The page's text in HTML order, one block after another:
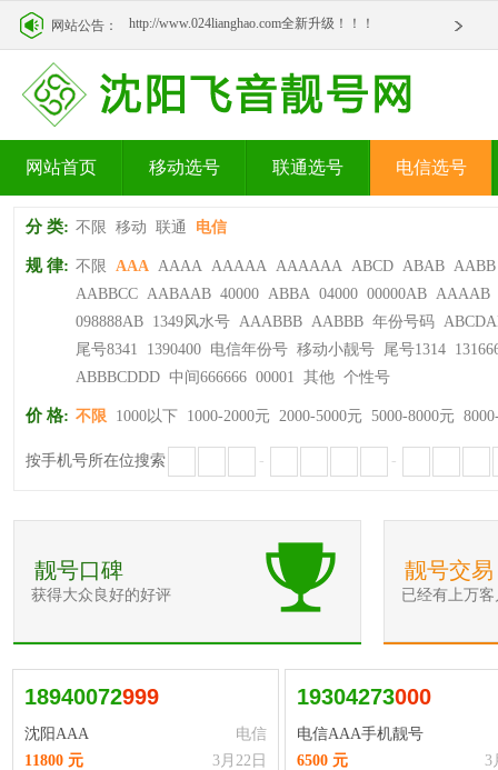
网站公告： http://www.024lianghao.com全新升级！！！
网站首页 移动选号 联通选号 电信选号
分 类: 不限 移动 联通 电信
规 律: 不限 AAA AAAA AAAAA AAAAAA ABCD ABAB AABB
AABBCC AABAAB 40000 ABBA 04000 00000AB AAAAB
098888AB 1349风水号 AAABBB AABBB 年份号码
尾号8341
1390400 电信年份号 移动小靓号 尾号1314
ABBBCDDD 中间666666 00001 其他 个性号
价 格: 不限 1000以下 1000-2000元 2000-5000元 5000-8000元
按手机号所在位搜索 - -
靓号口碑
获得大众良好的好评
靓号交易
已经有上万
18940072999
沈阳AAA
电信
3月22日
11800 元
19304273000
电信AAA手机靓号
3
6500 元